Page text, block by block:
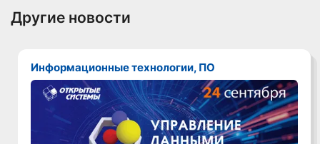
Другие новости
Информационные технологии, ПО